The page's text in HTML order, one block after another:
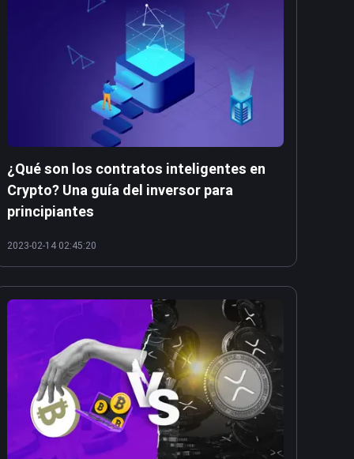
¿Qué son los contratos inteligentes en
Crypto? Una guía del inversor para
principiantes
2023-02-14 02:45:20